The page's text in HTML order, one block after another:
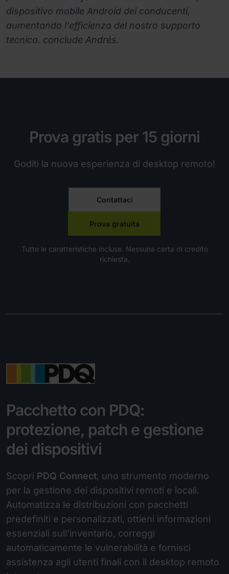
dispositivo mobile Android dei conducenti,
aumentando l'efficienza del nostro supporto
tecnico. conclude Andrés.
Prova gratis per 15 giorni
Goditi la nuova esperienza di desktop remoto!
Contattaci
Prova gratuita
Tutte le caratteristiche incluse. Nessuna carta di credito
richiesta.
Pacchetto con PDQ:
protezione, patch e gestione
dei dispositivi
Scopri PDQ Connect, uno strumento moderno
per la gestione dei dispositivi remoti e locali.
Automatizza le distribuzioni con pacchetti
predefiniti e personalizzati, ottieni informazioni
essenziali sull'inventario, correggi
automaticamente le vulnerabilità e fornisci
assistenza agli utenti finali con il desktop remoto